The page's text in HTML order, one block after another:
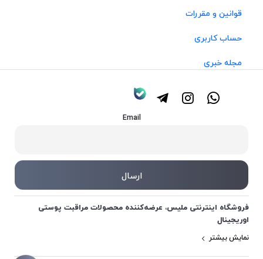
قوانین و مقررات
حساب کاربری
مجله خبری
Email
فروشگاه اینترنتی ملیس، عرضه‌کننده محصولات مراقبت پوستی
اوریجینال
نمایش بیشتر